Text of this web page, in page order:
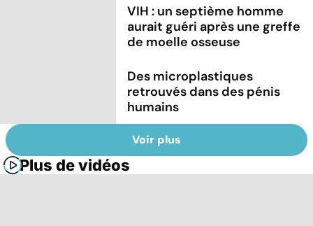
VIH : un septième homme
aurait guéri après une greffe
de moelle osseuse
Des microplastiques
retrouvés dans des pénis
humains
Voir plus
Plus de vidéos